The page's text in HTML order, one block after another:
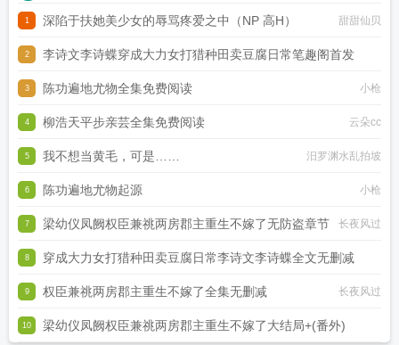
1 深陷于扶她美少女的辱骂疼爱之中（NP 高H） 甜甜仙贝
2 李诗文李诗蝶穿成大力女打猎种田卖豆腐日常笔趣阁首发
七月呀七月
3 陈功遍地尤物全集免费阅读 小枪
4 柳浩天平步亲芸全集免费阅读 云朵cc
5 我不想当黄毛，可是…… 汨罗渊水乱拍坡
6 陈功遍地尤物起源 小枪
7 梁幼仪凤阙权臣兼祧两房郡主重生不嫁了无防盗章节 长夜风过
8 穿成大力女打猎种田卖豆腐日常李诗文李诗蝶全文无删减
七月呀七月
9 权臣兼祧两房郡主重生不嫁了全集无删减 长夜风过
10 梁幼仪凤阙权臣兼祧两房郡主重生不嫁了大结局+(番外)